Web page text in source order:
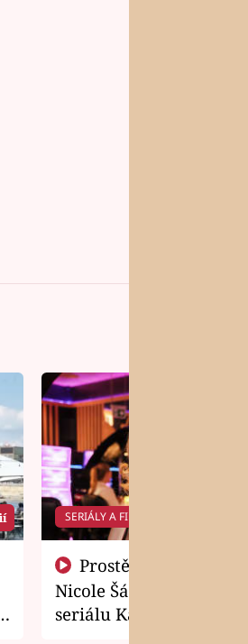
SERIÁLY A FILMY
Nicole Šáchová získala
seriálu Kamarádi